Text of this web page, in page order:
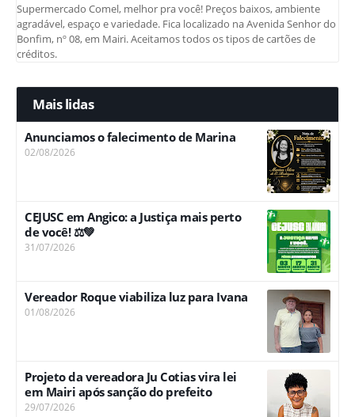
Supermercado Comel, melhor pra você! Preços baixos, ambiente
agradável, espaço e variedade. Fica localizado na Avenida Senhor do
Bonfim, nº 08, em Mairi. Aceitamos todos os tipos de cartões de
créditos.
Mais lidas
Anunciamos o falecimento de Marina
02/08/2026
CEJUSC em Angico: a Justiça mais perto
de você! ⚖️💚
31/07/2026
Vereador Roque viabiliza luz para Ivana
01/08/2026
Projeto da vereadora Ju Cotias vira lei
em Mairi após sanção do prefeito
29/07/2026